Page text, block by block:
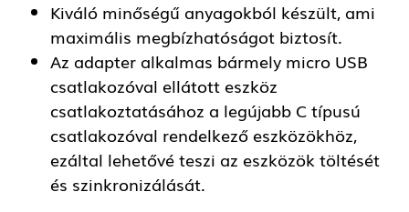
Kiváló minőségű anyagokból készült, ami
maximális megbízhatóságot biztosít.
Az adapter alkalmas bármely micro USB
csatlakozóval ellátott eszköz
csatlakoztatásához a legújabb C típusú
csatlakozóval rendelkező eszközökhöz,
ezáltal lehetővé teszi az eszközök töltését
és szinkronizálását.